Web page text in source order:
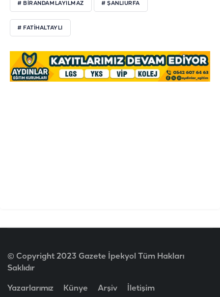
# BIRANDAMLAYILMAZ # ŞANLIURFA
# FATIHALTAYLI
© Copyright 2023 Gazete İpekyol Tüm Hakları
Saklıdır
Yazarlarımız Künye Arşiv İletişim